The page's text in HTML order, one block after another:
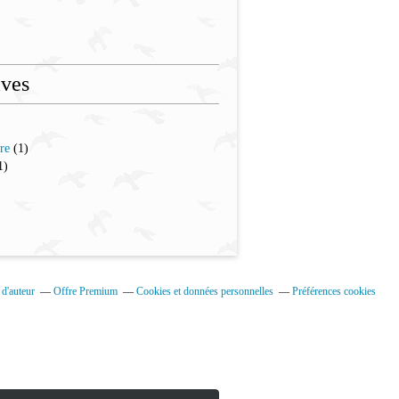
(1)
Offre Premium Cookies et données personnelles Préférences cookies